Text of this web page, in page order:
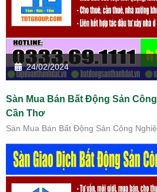
24/02/2024
Sàn Mua Bán Bất Động Sản
Cần Thơ
Sàn Mua Bán Bất Động Sản Công